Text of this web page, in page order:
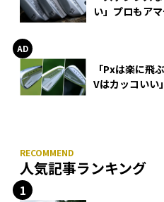
い」プロもア
「Pxは楽に飛
Vはカッコいい
人気記事ランキング